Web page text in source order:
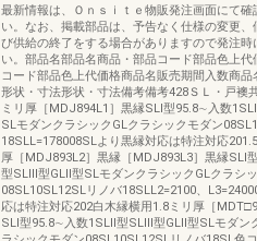
最新情報は、Ｏｎｓｉｔｅ物販発注画面にて確
い。なお、掲載部品は、予告なく仕様の変更、
び供給の終了をする場合がありますので発注時
い。部品名部品名商品・部品コード部品色上代
コード部品色上代価格商品名販売期間入数商品
形状・寸法形状・寸法備考備考428ＳＬ・戸襖
ミリ厚［MDJ894L1］黒縁SLⅠ型95.8∼入数
SLモダンクラシックGLクラシックモダン
18SLL=178008SLより黒縁対応は特注対応
厚［MDJ893L2］黒縁［MDJ893L3］黒縁SLⅠ
型SLⅢ型GLⅡ型SLモダンクラシックGLクラシ
08SL10SL12SLリノバ18SLL2=2100、
応は特注対応202白木縁横用1.8ミリ厚［
SLⅠ型95.8∼入数1SLⅡ型SLⅢ型GLⅡ型SLモダン